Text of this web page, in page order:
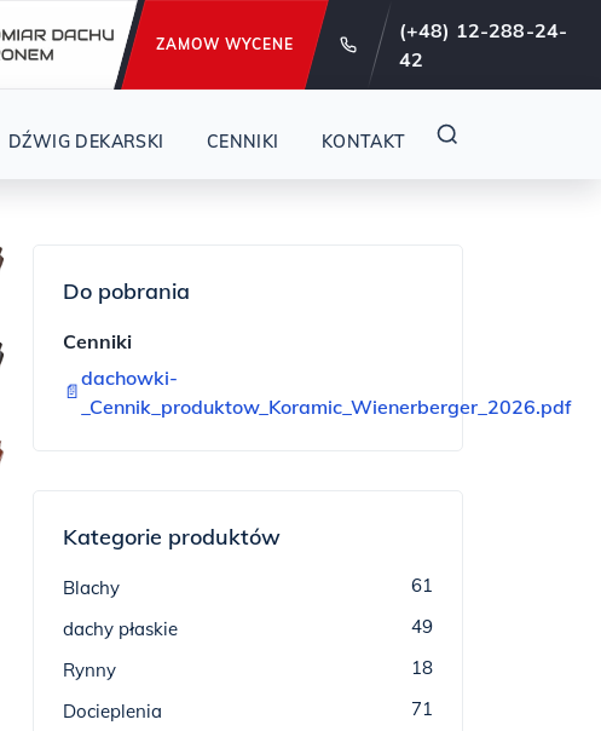
od 29 lat !ZAMOW WYCENE
(+48) 12-288-24-
42
DŹWIG DEKARSKI CENNIKI KONTAKT
Do pobrania
Cenniki
📄
dachowki-
_Cennik_produktow_Koramic_Wienerberger_2026.pdf
Kategorie produktów
Blachy
61
dachy płaskie
49
Rynny
18
Docieplenia
71